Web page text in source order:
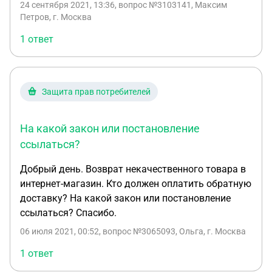
доставке, решаются между Заемщиком и ТО без
участия Кредитора. 7.4. При возврате Товара или
его замене на Товар меньшей стоимости все
Заемщиком в кассу ТО, а также доплата при
осуществляются между Заемщиком и ТО через
обмена на Товар меньшей стоимости для
получения разницы между суммой, уплаченной
Заемщиком в кассу ТО и суммой, подлежащей
получению Заемщиком от ТО, Кредитор
рекомендует Заемщику оформить на бланке
Кредитора письменное заявление на
перечисление ТО вышеуказанных денежных
погашения Задолженности. При этом, если
Заемщиком принято решение о возврате ТО
денежных средств Кредитору и им оформлено
24 сентября 2021, 13:36, вопрос №3103141, Максим
Петров, г. Москва
1 ответ
Защита прав потребителей
На какой закон или постановление
ссылаться?
Добрый день. Возврат некачественного товара в
интернет-магазин. Кто должен оплатить обратную
доставку? На какой закон или постановление
ссылаться? Спасибо.
06 июля 2021, 00:52, вопрос №3065093, Ольга, г. Москва
1 ответ